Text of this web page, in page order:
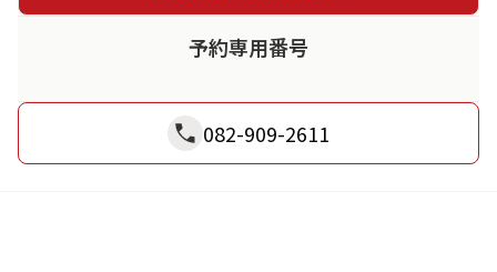
予約専用番号
082-909-2611